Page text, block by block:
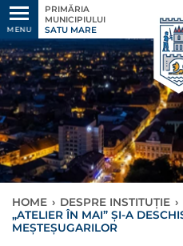
MENU
PRIMĂRIA
MUNICIPIULUI
SATU MARE
HOME › DESPRE INSTITUȚIE ›
„ATELIER ÎN MAI” ȘI-A
MEȘTEȘUGARILOR